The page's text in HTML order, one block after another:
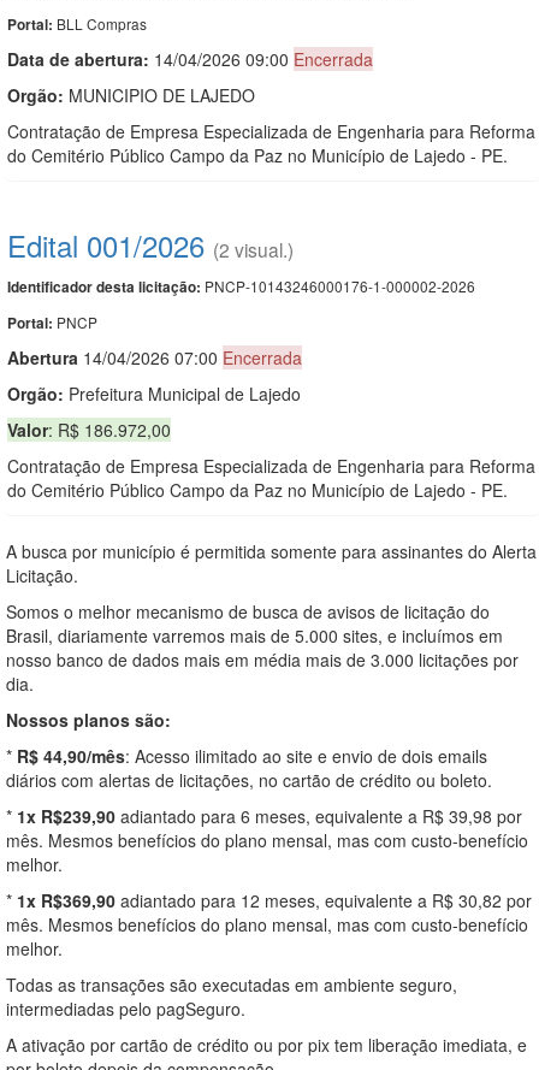
Portal: BLL Compras
Data de abertura: 14/04/2026 09:00 Encerrada
Orgão: MUNICIPIO DE LAJEDO
Contratação de Empresa Especializada de Engenharia para Reforma
do Cemitério Público Campo da Paz no Município de Lajedo - PE.
Edital 001/2026 (2 visual.)
Identificador desta licitação: PNCP-10143246000176-1-000002-2026
Portal: PNCP
Abertura 14/04/2026 07:00 Encerrada
Orgão: Prefeitura Municipal de Lajedo
Valor: R$ 186.972,00
Contratação de Empresa Especializada de Engenharia para Reforma
do Cemitério Público Campo da Paz no Município de Lajedo - PE.
A busca por município é permitida somente para assinantes do Alerta
Licitação.
Somos o melhor mecanismo de busca de avisos de licitação do
Brasil, diariamente varremos mais de 5.000 sites, e incluímos em
nosso banco de dados mais em média mais de 3.000 licitações por
dia.
Nossos planos são:
* R$ 44,90/mês: Acesso ilimitado ao site e envio de dois emails
diários com alertas de licitações, no cartão de crédito ou boleto.
* 1x R$239,90 adiantado para 6 meses, equivalente a R$ 39,98 por
mês. Mesmos benefícios do plano mensal, mas com custo-benefício
melhor.
* 1x R$369,90 adiantado para 12 meses, equivalente a R$ 30,82 por
mês. Mesmos benefícios do plano mensal, mas com custo-benefício
melhor.
Todas as transações são executadas em ambiente seguro,
intermediadas pelo pagSeguro.
A ativação por cartão de crédito ou por pix tem liberação imediata, e